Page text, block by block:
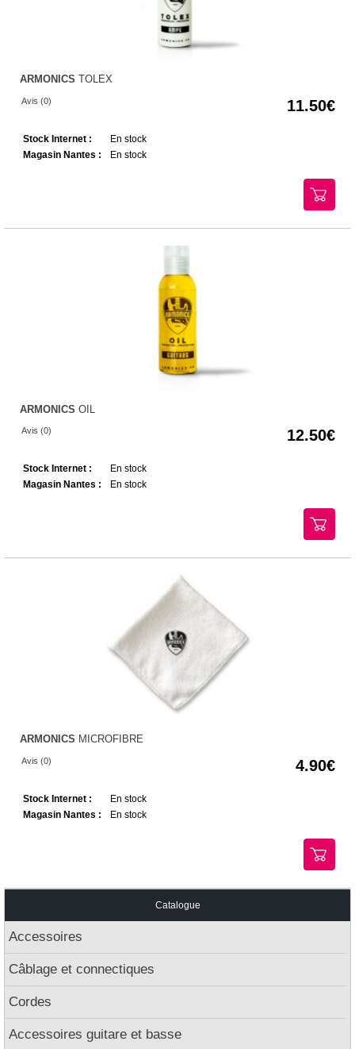
ARMONICS TOLEX
Avis (0) 11.50
Stock Internet :
En stock
Magasin Nantes :
En stock
ARMONICS OIL
Avis (0) 12.50
Stock Internet :
En stock
Magasin Nantes :
En stock
ARMONICS MICROFIBRE
Avis (0) 4.90
Stock Internet :
En stock
Magasin Nantes :
En stock
Catalogue
Accessoires
Câblage et connectiques
Cordes
Accessoires guitare et basse